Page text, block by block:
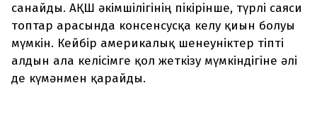
санайды. АҚШ әкімшілігінің пікірінше, түрлі саяси
топтар арасында консенсусқа келу қиын болуы
мүмкін. Кейбір америкалық шенеуніктер тіпті
алдын ала келісімге қол жеткізу мүмкіндігіне әлі
де күмәнмен қарайды.